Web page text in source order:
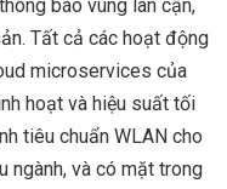
báo vùng lân cận,
Tất cả các hoạt động
microservices của
hoạt và hiệu suất tối
tiêu chuẩn WLAN cho
ngành, và có mặt trong